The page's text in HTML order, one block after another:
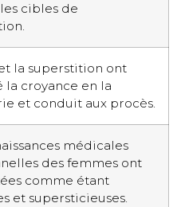
cibles de
la superstition ont
la croyance en la
et conduit aux procès.
médicales
des femmes ont
comme étant
et supersticieuses.